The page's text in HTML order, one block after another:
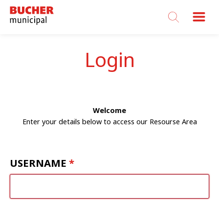
Bucher
Municipal
Login
Welcome
Enter your details below to access our Resourse Area
USERNAME